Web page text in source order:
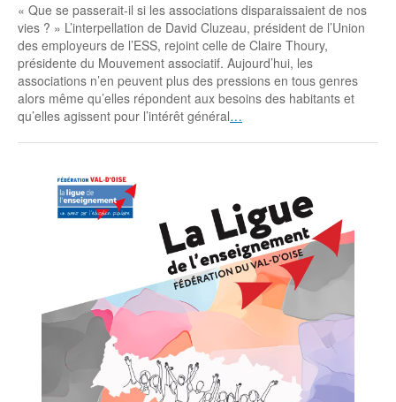
« Que se passerait-il si les associations disparaissaient de nos
vies ? » L’interpellation de David Cluzeau, président de l’Union
des employeurs de l’ESS, rejoint celle de Claire Thoury,
présidente du Mouvement associatif. Aujourd’hui, les
associations n’en peuvent plus des pressions en tous genres
alors même qu’elles répondent aux besoins des habitants et
qu’elles agissent pour l’intérêt général…